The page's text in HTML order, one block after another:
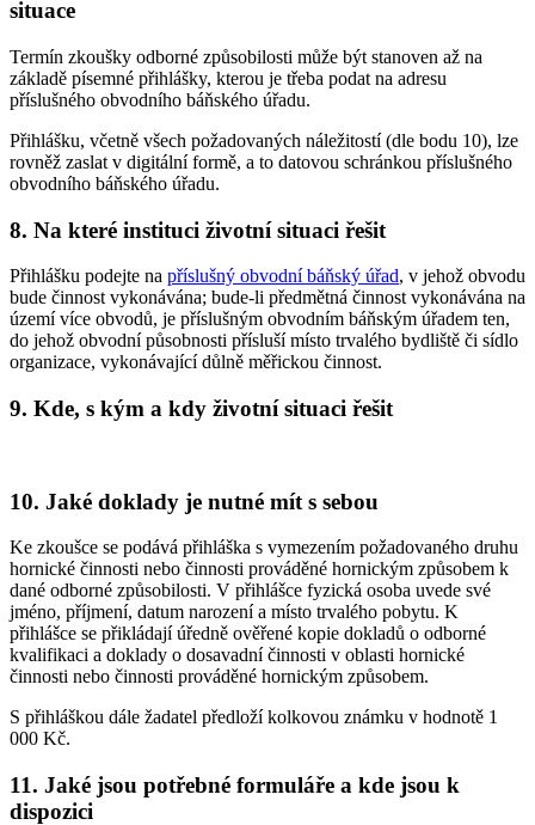
situace
Termín zkoušky odborné způsobilosti může být stanoven až na
základě písemné přihlášky, kterou je třeba podat na adresu
příslušného obvodního báňského úřadu.
Přihlášku, včetně všech požadovaných náležitostí (dle bodu 10), lze
rovněž zaslat v digitální formě, a to datovou schránkou příslušného
obvodního báňského úřadu.
8. Na které instituci životní situaci řešit
Přihlášku podejte na příslušný obvodní báňský úřad, v jehož obvodu
bude činnost vykonávána; bude-li předmětná činnost vykonávána na
území více obvodů, je příslušným obvodním báňským úřadem ten,
do jehož obvodní působnosti přísluší místo trvalého bydliště či sídlo
organizace, vykonávající důlně měřickou činnost.
9. Kde, s kým a kdy životní situaci řešit
10. Jaké doklady je nutné mít s sebou
Ke zkoušce se podává přihláška s vymezením požadovaného druhu
hornické činnosti nebo činnosti prováděné hornickým způsobem k
dané odborné způsobilosti. V přihlášce fyzická osoba uvede své
jméno, příjmení, datum narození a místo trvalého pobytu. K
přihlášce se přikládají úředně ověřené kopie dokladů o odborné
kvalifikaci a doklady o dosavadní činnosti v oblasti hornické
činnosti nebo činnosti prováděné hornickým způsobem.
S přihláškou dále žadatel předloží kolkovou známku v hodnotě 1
000 Kč.
11. Jaké jsou potřebné formuláře a kde jsou k
dispozici